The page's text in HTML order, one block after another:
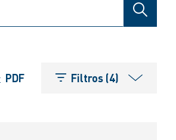
PDF Filtros (4)